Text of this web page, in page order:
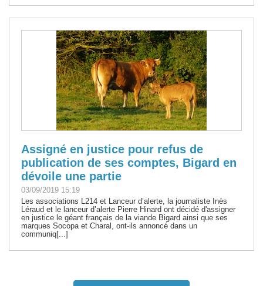
Assigné en justice pour refus de
publication de ses comptes, Bigard en
dévoile une partie
03/09/2019 15:19
Les associations L214 et Lanceur d’alerte, la journaliste Inès
Léraud et le lanceur d’alerte Pierre Hinard ont décidé d'assigner
en justice le géant français de la viande Bigard ainsi que ses
marques Socopa et Charal, ont-ils annoncé dans un
communiq[...]